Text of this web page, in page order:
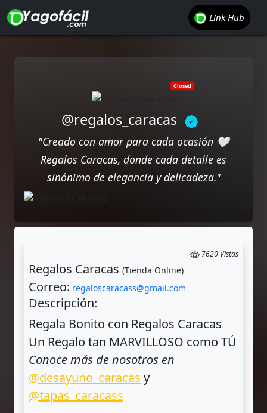
Link Hub
Closed unread messages
@regalos_caracas
"Creado con amor para cada ocasión 🤍
Regalos Caracas, donde cada detalle es
sinónimo de elegancia y delicadeza."
7620 Vistas
Regalos Caracas (Tienda Online)
Correo: regaloscaracass@gmail.com
Descripción:
Regala Bonito con Regalos Caracas
Un Regalo tan MARVILLOSO como TÚ
Conoce más de nosotros en
@desayuno_caracas y
@tapas_caracass